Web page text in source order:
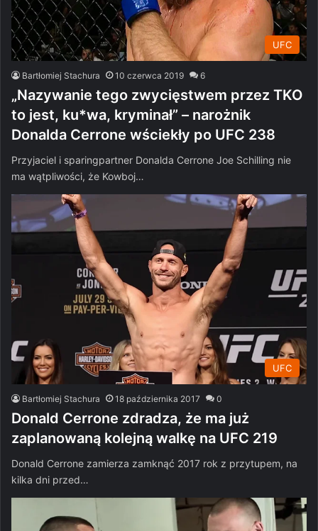
UFC
Bartłomiej Stachura 10 czerwca 2019 6
„Nazywanie tego zwycięstwem przez TKO
to jest, ku*wa, kryminał” – narożnik
Donalda Cerrone wściekły po UFC 238
Przyjaciel i sparingpartner Donalda Cerrone Joe Schilling nie
ma wątpliwości, że Kowboj…
UFC
Bartłomiej Stachura 18 października 2017 0
Donald Cerrone zdradza, że ma już
zaplanowaną kolejną walkę na UFC 219
Donald Cerrone zamierza zamknąć 2017 rok z przytupem, na
kilka dni przed…